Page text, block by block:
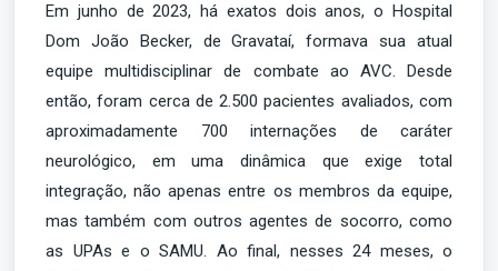
Em junho de 2023, há exatos dois anos, o Hospital
Dom João Becker, de Gravataí, formava sua atual
equipe multidisciplinar de combate ao AVC. Desde
então, foram cerca de 2.500 pacientes avaliados, com
aproximadamente 700 internações de caráter
neurológico, em uma dinâmica que exige total
integração, não apenas entre os membros da equipe,
mas também com outros agentes de socorro, como
as UPAs e o SAMU. Ao final, nesses 24 meses, o